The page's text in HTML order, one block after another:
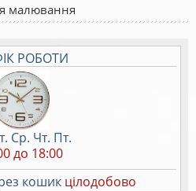
малювання
РОБОТИ
Ср. Чт. Пт.
до 18:00
кошик цілодобово